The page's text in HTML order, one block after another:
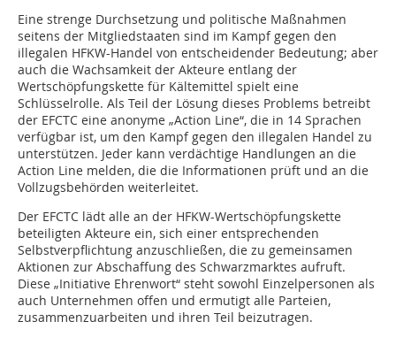
Eine strenge Durchsetzung und politische Maßnahmen
seitens der Mitgliedstaaten sind im Kampf gegen den
illegalen HFKW-Handel von entscheidender Bedeutung; aber
auch die Wachsamkeit der Akteure entlang der
Wertschöpfungskette für Kältemittel spielt eine
Schlüsselrolle. Als Teil der Lösung dieses Problems betreibt
der EFCTC eine anonyme „Action Line“, die in 14 Sprachen
verfügbar ist, um den Kampf gegen den illegalen Handel zu
unterstützen. Jeder kann verdächtige Handlungen an die
Action Line melden, die die Informationen prüft und an die
Vollzugsbehörden weiterleitet.
Der EFCTC lädt alle an der HFKW-Wertschöpfungskette
beteiligten Akteure ein, sich einer entsprechenden
Selbstverpflichtung anzuschließen, die zu gemeinsamen
Aktionen zur Abschaffung des Schwarzmarktes aufruft.
Diese „Initiative Ehrenwort“ steht sowohl Einzelpersonen als
auch Unternehmen offen und ermutigt alle Parteien,
zusammenzuarbeiten und ihren Teil beizutragen.